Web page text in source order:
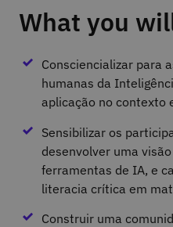
What you
Consciencializar para
humanas da
aplicação no contexto
Sensibilizar os
desenvolver uma
ferramentas de IA, e
literacia crítica em
Construir uma